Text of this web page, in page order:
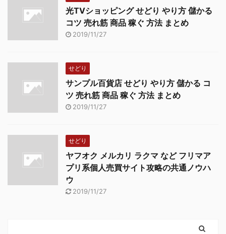
光TVショッピング せどり やり方 儲かる
コツ 売れ筋 商品 稼ぐ 方法 まとめ
2019/11/27
せどり
サンプル百貨店 せどり やり方 儲かる コ
ツ 売れ筋 商品 稼ぐ 方法 まとめ
2019/11/27
せどり
ヤフオク メルカリ ラクマ など フリマア
プリ系個人売買サイト攻略の共通ノウハ
ウ
2019/11/27